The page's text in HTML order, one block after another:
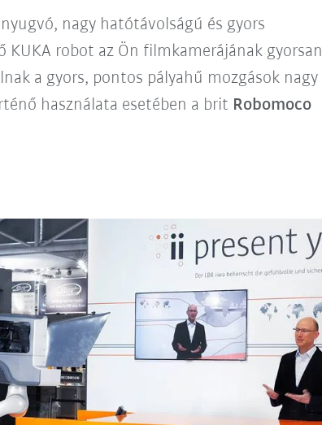
nyugvó, nagy hatótávolságú és gyors
robot az Ön filmkamerájának gyorsan
a gyors, pontos pályahű mozgások nagy
használata esetében a brit Robomoco